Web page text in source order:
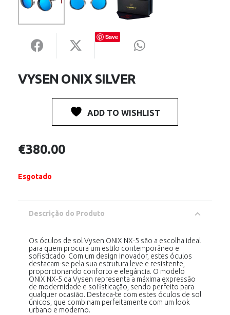
Save
VYSEN ONIX SILVER
ADD TO WISHLIST
€380.00
Esgotado
Descrição do Produto
Os óculos de sol Vysen ONIX NX-5 são a escolha ideal
para quem procura um estilo contemporâneo e
sofisticado. Com um design inovador, estes óculos
destacam-se pela sua estrutura leve e resistente,
proporcionando conforto e elegância. O modelo
ONIX NX-5 da Vysen representa a máxima expressão
de modernidade e sofisticação, sendo perfeito para
qualquer ocasião. Destaca-te com estes óculos de sol
únicos, que combinam perfeitamente com um look
urbano e moderno.